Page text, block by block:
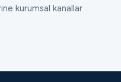
kurumsal kanallar